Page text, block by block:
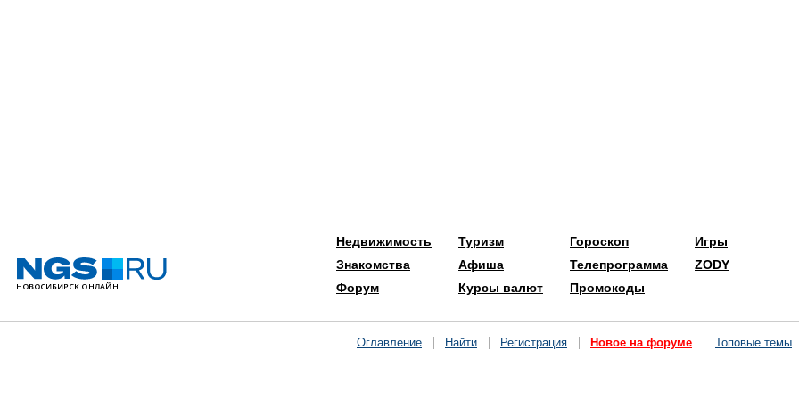
Недвижимость
Знакомства
Форум
Туризм
Афиша
Курсы валют
Гороскоп
Телепрограмма
Промокоды
Игры
ZODY
Оглавление Найти Регистрация Новое на форуме Топовые темы